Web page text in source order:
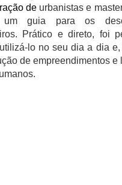
de urbanistas e
um guia para os
Prático e direto, foi
lo no seu dia a dia
de empreendimentos e